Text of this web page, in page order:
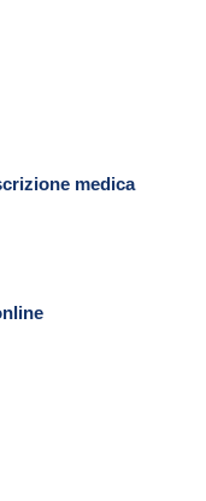
medica